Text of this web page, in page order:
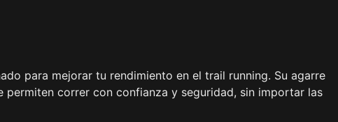
para mejorar tu rendimiento en el trail running. Su agarre
correr con confianza y seguridad, sin importar las